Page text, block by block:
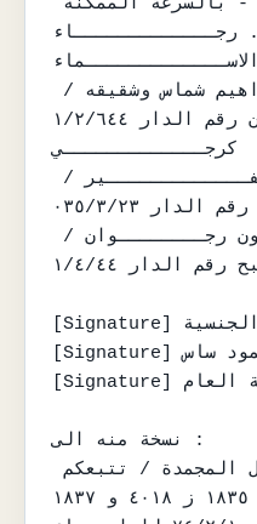
رجـــــــــــــاء .
الاســـــــــــــماء
يسكنان السعدون رقم الدار ١/٢/٦٤٤
كرجـــــــــــــي
يسكن المسبح رقم الدار ٠٣٥/٣/٢٣
تسكن المسبح رقم الدار ١/٤/٤٤
[Signature] عن مدير الجنسية
[Signature] احمد محمود ساس
[Signature] ع/ مدير الجنسية العام
نسخة منه الى :
الامانة العامة للاموال المجمدة / تتبعكم
الحقوق / ١٨٣٥ ز ٤٠١٨ و ١٨٣٧